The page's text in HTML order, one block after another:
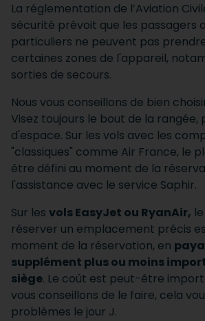
La réglementation de l’Aviation
sécurité prévoit que les passagers
particuliers ne peuvent pas
certaines zones de l'appareil,
sorties de secours.
Nous vous conseillons de bien
Visez toujours le bout de la rangée,
d'espace. Sur les vols avec les
"classiques" comme Air France, le
être défini au moment de la
l'assistance avec le service Saphir.
​Sur les vols EasyJet ou RyanAir,
réserver un emplacement précis
moment de la réservation, en
supplément plus ou moins
siège. Le coût est peut-être
vous conseillons de le faire, cela
problèmes le jour J.​